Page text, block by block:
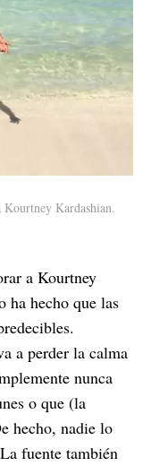
Kardashian.
a Kourtney
ha hecho que las
a perder la calma
nunca
o que (la
hecho, nadie lo
fuente también